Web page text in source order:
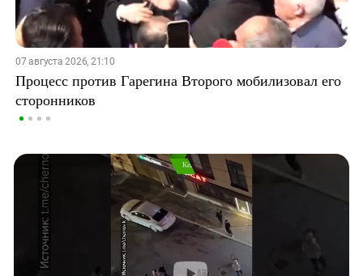
07 августа 2026, 21:10
Процесс против Гарегина Второго мобилизовал его
сторонников